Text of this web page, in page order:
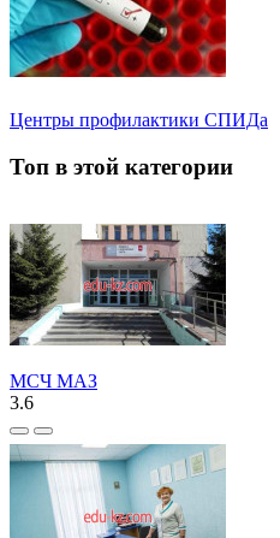
Центры профилактики СПИДа
Топ в этой категории
МСЧ МАЗ
3.6